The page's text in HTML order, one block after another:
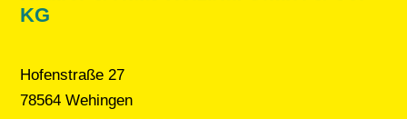
KG
Hofenstraße 27
78564 Wehingen